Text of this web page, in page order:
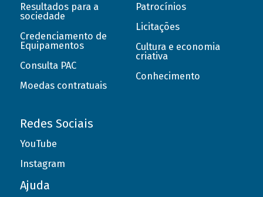
Resultados para a
sociedade
Credenciamento de
Equipamentos
Consulta PAC
Moedas contratuais
Patrocínios
Licitações
Cultura e economia
criativa
Conhecimento
Redes Sociais
YouTube
Instagram
Ajuda